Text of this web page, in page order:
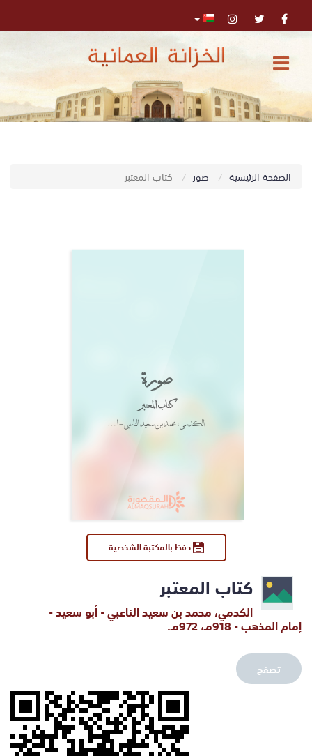
المركز
الإعلامي
معنا الصفحة الرئيسية صور كتاب المعتبر
حفظ بالمكتبة الشخصية
صورة
كتاب المعتبر
الكدمي، محمد بن سعيد الناعبي - أبو سعيد - إمام المذهب - 918مـ، 972مـ.
كتاب المعتبر
الكدمي، محمد بن سعيد الناعبي - أبو سعيد -
إمام المذهب - 918مـ، 972مـ.
تصفح